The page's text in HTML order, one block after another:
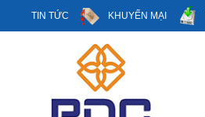
TIN TỨC KHUYẾN MẠI